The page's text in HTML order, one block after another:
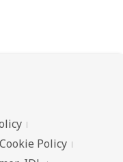
Cookie Policy